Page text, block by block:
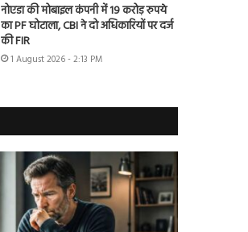
नोएडा की मोबाइल कंपनी में 19 करोड़ रुपये
का PF घोटाला, CBI ने दो अधिकारियों पर दर्ज
की FIR
1 August 2026 - 2:13 PM